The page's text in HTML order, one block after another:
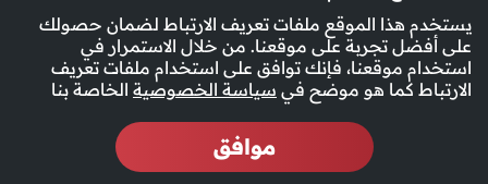
يستخدم هذا الموقع ملفات تعريف الارتباط لضمان حصولك
على أفضل تجربة على موقعنا. من خلال الاستمرار في
استخدام موقعنا، فإنك توافق على استخدام ملفات تعريف
الارتباط كما هو موضح في سياسة الخصوصية الخاصة بنا
موافق
سياسة الخصوصية الأحكام والشروط